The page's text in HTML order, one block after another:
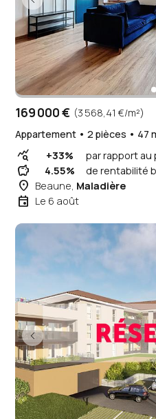
169 000 € (3 568,41 €/m²)
Appartement • 2 pièces • 47
query_stats +33% par rapport au
savings 4.55% de rentabilité
place Beaune, Maladière
event Le 6 août